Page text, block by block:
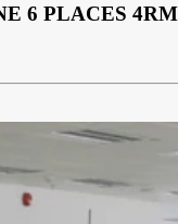
6 PLACES